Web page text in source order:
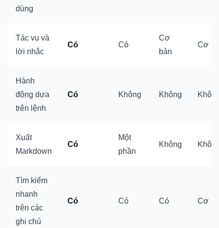
dùng
Tác vụ và
lời nhắc
Có Có
Cơ
bản
Cơ
Hành
động dựa
trên lệnh
Có Không Không
Xuất
Markdown
Có
Một
phần
Không
Tìm kiếm
nhanh
trên các
ghi chú
Có Có Có Cơ